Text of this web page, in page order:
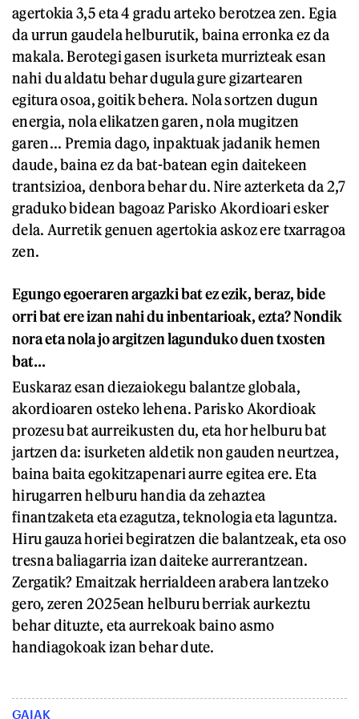
agertokia 3,5 eta 4 gradu arteko berotzea zen. Egia
da urrun gaudela helburutik, baina erronka ez da
makala. Berotegi gasen isurketa murrizteak esan
nahi du aldatu behar dugula gure gizartearen
egitura osoa, goitik behera. Nola sortzen dugun
energia, nola elikatzen garen, nola mugitzen
garen... Premia dago, inpaktuak jadanik hemen
daude, baina ez da bat-batean egin daitekeen
trantsizioa, denbora behar du. Nire azterketa da 2,7
graduko bidean bagoaz Parisko Akordioari esker
dela. Aurretik genuen agertokia askoz ere txarragoa
zen.
Egungo egoeraren argazki bat ez ezik, beraz, bide
orri bat ere izan nahi du inbentarioak, ezta? Nondik
nora eta nola jo argitzen lagunduko duen txosten
bat…
Euskaraz esan diezaiokegu balantze globala,
akordioaren osteko lehena. Parisko Akordioak
prozesu bat aurreikusten du, eta hor helburu bat
jartzen da: isurketen aldetik non gauden neurtzea,
baina baita egokitzapenari aurre egitea ere. Eta
hirugarren helburu handia da zehaztea
finantzaketa eta ezagutza, teknologia eta laguntza.
Hiru gauza horiei begiratzen die balantzeak, eta oso
tresna baliagarria izan daiteke aurrerantzean.
Zergatik? Emaitzak herrialdeen arabera lantzeko
gero, zeren 2025ean helburu berriak aurkeztu
behar dituzte, eta aurrekoak baino asmo
handiagokoak izan behar dute.
GAIAK